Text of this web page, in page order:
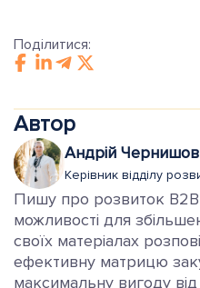
Поділитися:
Автор
Андрій Чернишов
Керівник відділу
Пишу про розвиток
можливості для
своїх матеріалах
ефективну матрицю
максимальну вигоду від